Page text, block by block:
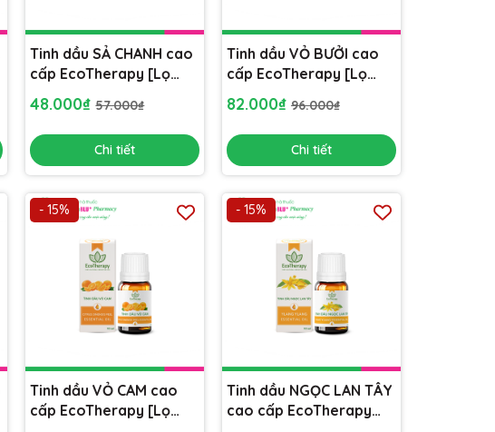
Tinh dầu SẢ CHANH cao
cấp EcoTherapy [Lọ
mùi, lọc không khí
48.000₫57.000₫
Chi tiết
Tinh dầu VỎ BƯỞI cao
cấp EcoTherapy [Lọ
mùi, lọc không khí
82.000₫ 96.000₫
Chi tiết
- 15%
Tinh dầu VỎ CAM cao
cấp EcoTherapy [Lọ
- 15%
Tinh dầu NGỌC LAN TÂY
cao cấp EcoTherapy